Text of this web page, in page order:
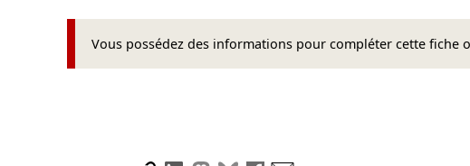
Vous possédez des informations pour compléter cette fiche